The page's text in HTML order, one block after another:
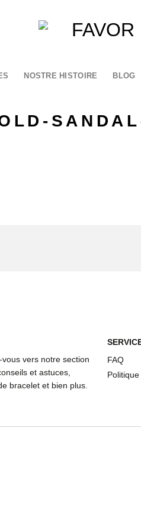
NOSTRE HISTOIRE BLOG
vers notre section
et astuces,
bracelet et bien plus.
FAQ